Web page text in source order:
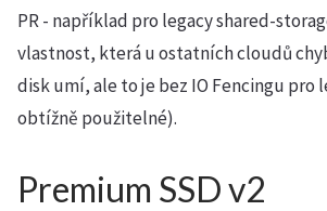
PR - například pro legacy shared-
vlastnost, která u ostatních cloudů
disk umí, ale to je bez IO Fencingu pro
obtížně použitelné).
Premium SSD v2